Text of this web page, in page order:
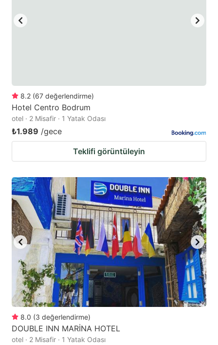
8.2 (67 değerlendirme)
Hotel Centro Bodrum
otel · 2 Misafir · 1 Yatak Odası
₺1.989 /gece
Teklifi görüntüleyin
8.0 (3 değerlendirme)
DOUBLE INN MARİNA HOTEL
otel · 2 Misafir · 1 Yatak Odası